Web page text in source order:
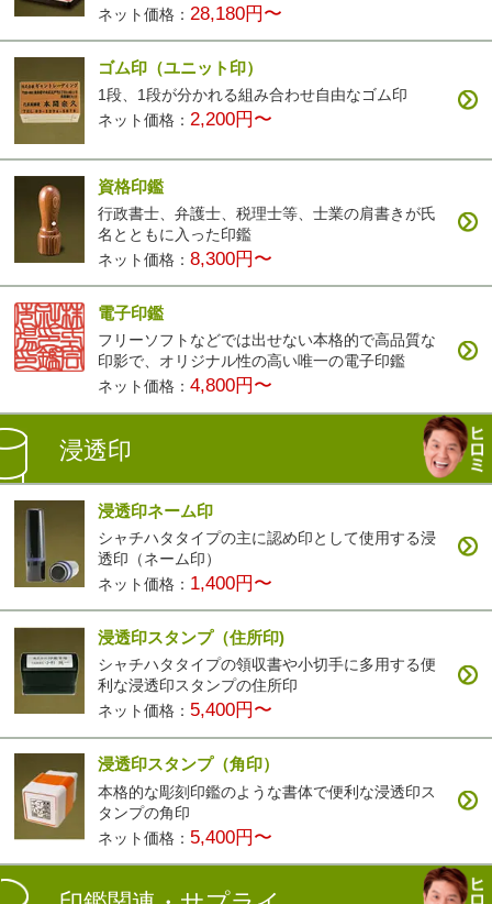
ネット価格： 28,180円〜
ゴム印（ユニット印）
1段、1段が分かれる組み合わせ自由なゴム印
ネット価格：2,200円〜
資格印鑑
行政書士、弁護士、税理士等、士業の肩書きが氏
名とともに入った印鑑
ネット価格：8,300円〜
電子印鑑
フリーソフトなどでは出せない本格的で高品質な
印影で、オリジナル性の高い唯一の電子印鑑
ネット価格：4,800円〜
浸透印
浸透印ネーム印
シャチハタタイプの主に認め印として使用する浸
透印（ネーム印）
ネット価格： 1,400円〜
浸透印スタンプ（住所印)
シャチハタタイプの領収書や小切手に多用する便
利な浸透印スタンプの住所印
ネット価格： 5,400円〜
浸透印スタンプ（角印）
本格的な彫刻印鑑のような書体で便利な浸透印ス
タンプの角印
ネット価格： 5,400円〜